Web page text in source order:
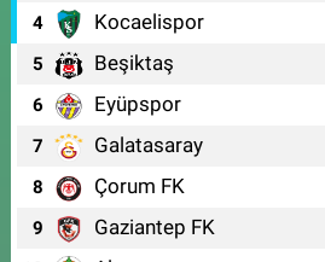
4 Kocaelispor
5 Beşiktaş
6 Eyüpspor
7 Galatasaray
8 Çorum FK
9 Gaziantep FK